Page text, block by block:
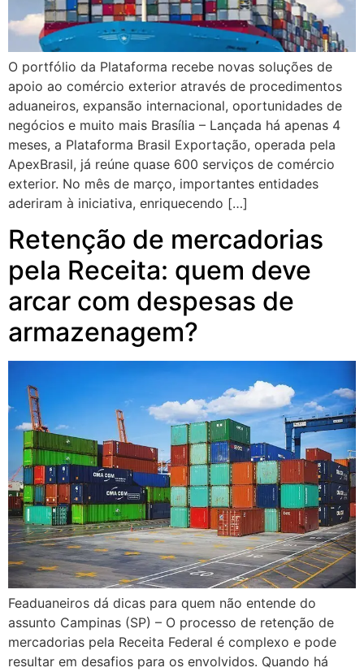
O portfólio da Plataforma recebe novas soluções de
apoio ao comércio exterior através de procedimentos
aduaneiros, expansão internacional, oportunidades de
negócios e muito mais Brasília – Lançada há apenas 4
meses, a Plataforma Brasil Exportação, operada pela
ApexBrasil, já reúne quase 600 serviços de comércio
exterior. No mês de março, importantes entidades
aderiram à iniciativa, enriquecendo […]
Retenção de mercadorias
pela Receita: quem deve
arcar com despesas de
armazenagem?
Feaduaneiros dá dicas para quem não entende do
assunto Campinas (SP) – O processo de retenção de
mercadorias pela Receita Federal é complexo e pode
resultar em desafios para os envolvidos. Quando há